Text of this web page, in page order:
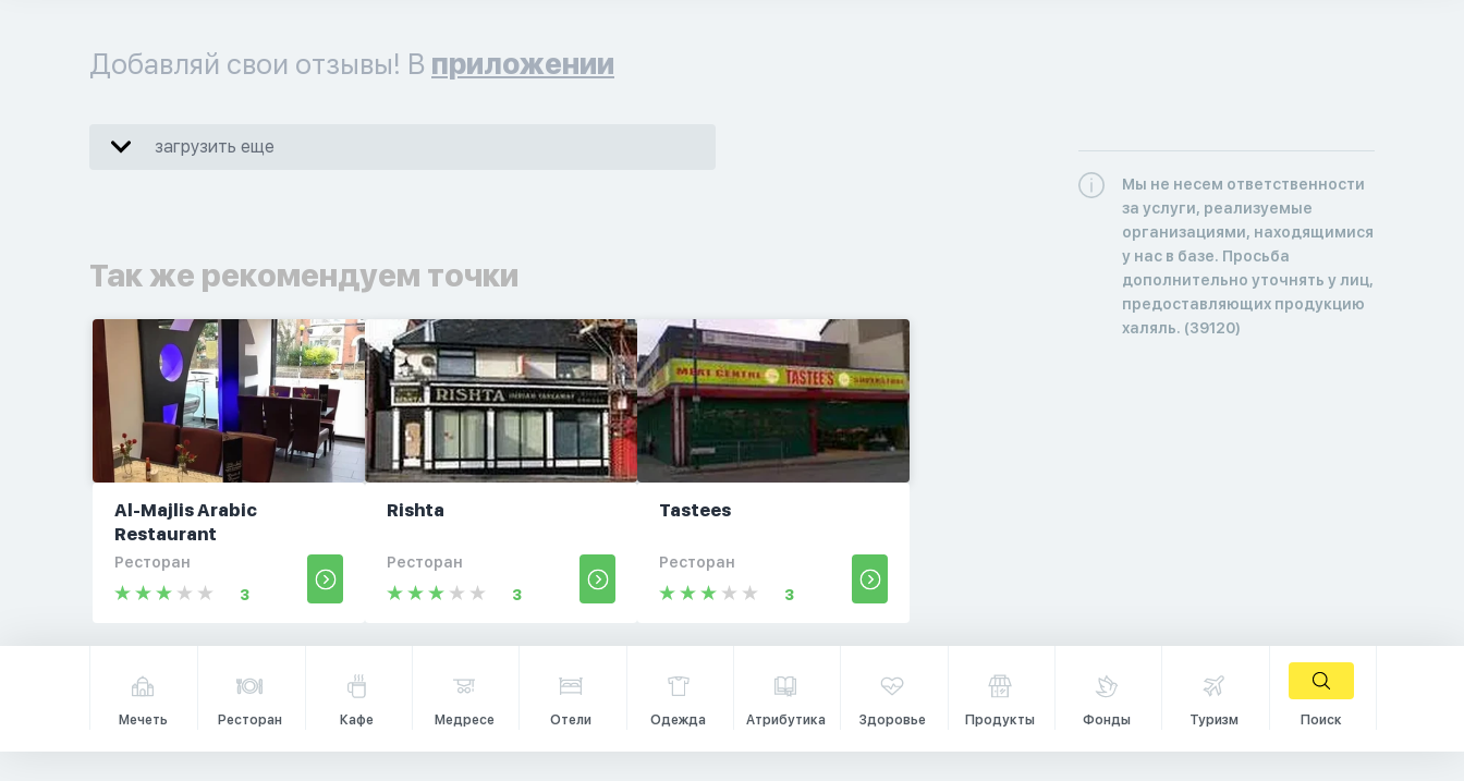
Добавляй свои отзывы! В приложении
загрузить еще
Так же рекомендуем точки
Al-Majlis Arabic
Restaurant
Ресторан
3
Rishta
Ресторан
3
Tastees
Ресторан
3
Мы не несем ответственности
за услуги, реализуемые
организациями, находящимися
у нас в базе. Просьба
дополнительно уточнять у лиц,
предоставляющих продукцию
халяль. (39120)
Мечеть Ресторан Кафе Медресе Отели Одежда Атрибутика Здоровье Продукты Фонды Туризм Поиск